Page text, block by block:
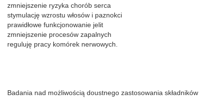
zmniejszenie ryzyka chorób serca
stymulację wzrostu włosów i paznokci
prawidłowe funkcjonowanie jelit
zmniejszenie procesów zapalnych
reguluję pracy komórek nerwowych.
Badania nad możliwością doustnego zastosowania składników